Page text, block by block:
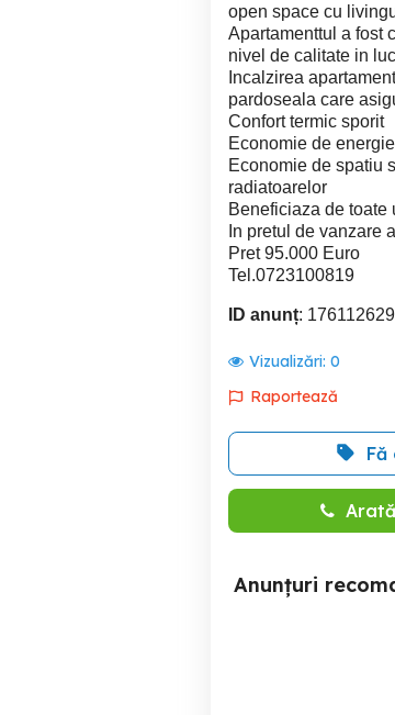
open space cu
Apartamenttul a fost
nivel de calitate in
Incalzirea
pardoseala care
Confort termic sporit
Economie de
Economie de spatiu
radiatoarelor
Beneficiaza de toate
In pretul de vanzare
Pret 95.000 Euro
Tel.0723100819
ID anunț:
Vizualizări: 0
Raportează
Anunțuri